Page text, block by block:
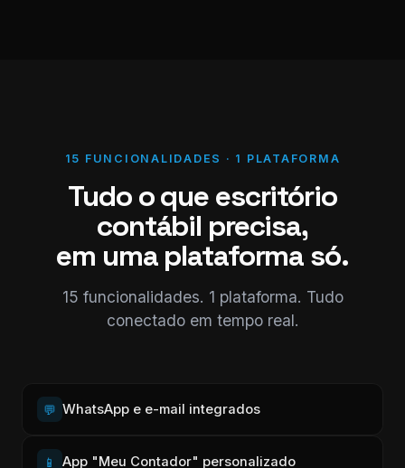
15 FUNCIONALIDADES · 1 PLATAFORMA
Tudo o que escritório
contábil precisa,
em uma plataforma só.
15 funcionalidades. 1 plataforma. Tudo
conectado em tempo real.
💬 WhatsApp e e-mail integrados
📱 App "Meu Contador" personalizado